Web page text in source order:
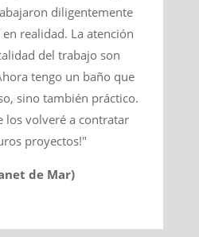
diligentemente
realidad. La atención
del trabajo son
tengo un baño que
sino también práctico.
los volveré a contratar
proyectos!"
de Mar)